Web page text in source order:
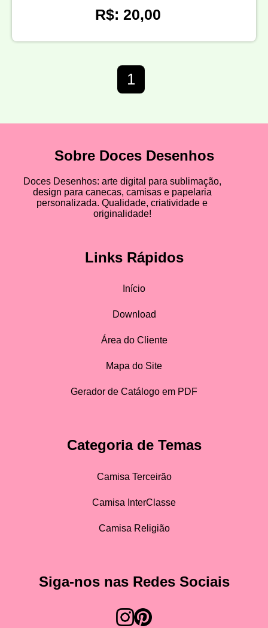
R$: 20,00
1
Sobre Doces Desenhos
Doces Desenhos: arte digital para sublimação,
design para canecas, camisas e papelaria
personalizada. Qualidade, criatividade e
originalidade!
Links Rápidos
Início
Download
Área do Cliente
Mapa do Site
Gerador de Catálogo em PDF
Categoria de Temas
Camisa Terceirão
Camisa InterClasse
Camisa Religião
Siga-nos nas Redes Sociais